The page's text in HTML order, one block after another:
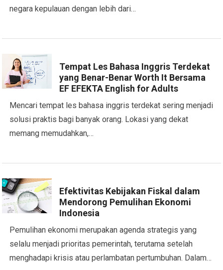
negara kepulauan dengan lebih dari…
Tempat Les Bahasa Inggris Terdekat
yang Benar-Benar Worth It Bersama
EF EFEKTA English for Adults
Mencari tempat les bahasa inggris terdekat sering menjadi
solusi praktis bagi banyak orang. Lokasi yang dekat
memang memudahkan,…
Efektivitas Kebijakan Fiskal dalam
Mendorong Pemulihan Ekonomi
Indonesia
Pemulihan ekonomi merupakan agenda strategis yang
selalu menjadi prioritas pemerintah, terutama setelah
menghadapi krisis atau perlambatan pertumbuhan. Dalam…